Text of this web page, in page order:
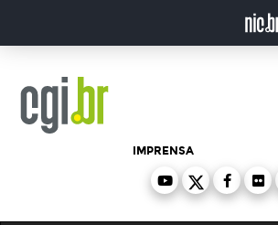
o
IMPRENSA